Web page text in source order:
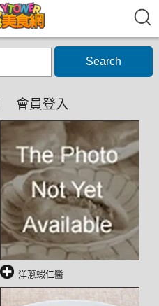
Search
會員登入
洋蔥蝦仁醬